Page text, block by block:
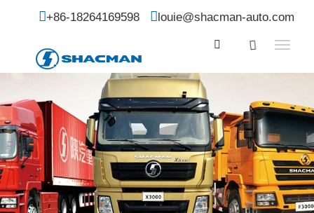
+86-18264169598 louie@shacman-auto.com